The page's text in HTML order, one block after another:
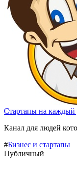
Стартапы на каждый
Канал для людей
#Бизнес и стартапы
Публичный